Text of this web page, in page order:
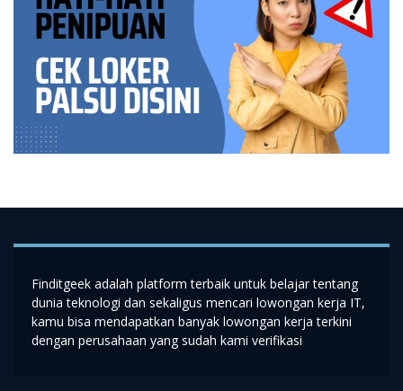
Finditgeek adalah platform terbaik untuk belajar tentang
dunia teknologi dan sekaligus mencari lowongan kerja IT,
kamu bisa mendapatkan banyak lowongan kerja terkini
dengan perusahaan yang sudah kami verifikasi